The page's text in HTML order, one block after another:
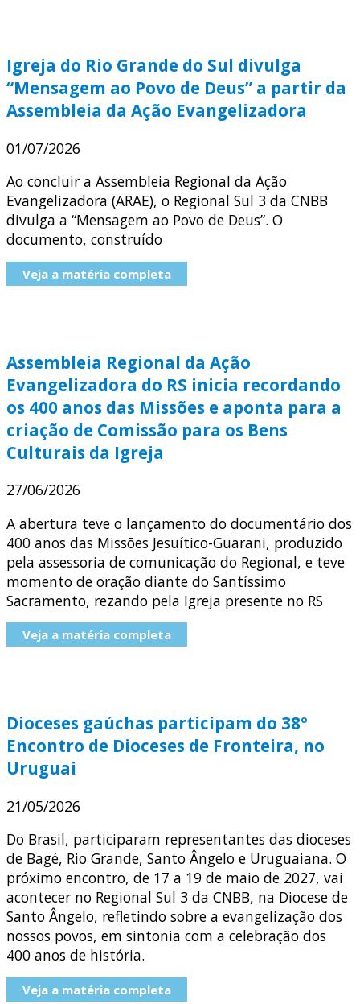
Igreja do Rio Grande do Sul divulga
“Mensagem ao Povo de Deus” a partir da
Assembleia da Ação Evangelizadora
01/07/2026
Ao concluir a Assembleia Regional da Ação
Evangelizadora (ARAE), o Regional Sul 3 da CNBB
divulga a “Mensagem ao Povo de Deus”. O
documento, construído
Veja a matéria completa
Assembleia Regional da Ação
Evangelizadora do RS inicia recordando
os 400 anos das Missões e aponta para a
criação de Comissão para os Bens
Culturais da Igreja
27/06/2026
A abertura teve o lançamento do documentário dos
400 anos das Missões Jesuítico-Guarani, produzido
pela assessoria de comunicação do Regional, e teve
momento de oração diante do Santíssimo
Sacramento, rezando pela Igreja presente no RS
Veja a matéria completa
Dioceses gaúchas participam do 38º
Encontro de Dioceses de Fronteira, no
Uruguai
21/05/2026
Do Brasil, participaram representantes das dioceses
de Bagé, Rio Grande, Santo Ângelo e Uruguaiana. O
próximo encontro, de 17 a 19 de maio de 2027, vai
acontecer no Regional Sul 3 da CNBB, na Diocese de
Santo Ângelo, refletindo sobre a evangelização dos
nossos povos, em sintonia com a celebração dos
400 anos de história.
Veja a matéria completa